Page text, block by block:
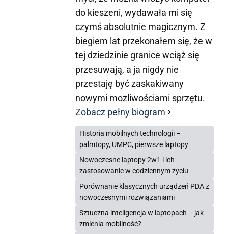
do kieszeni, wydawała mi się
czymś absolutnie magicznym. Z
biegiem lat przekonałem się, że w
tej dziedzinie granice wciąż się
przesuwają, a ja nigdy nie
przestaję być zaskakiwany
nowymi możliwościami sprzętu.
Zobacz pełny biogram
Historia mobilnych technologii –
palmtopy, UMPC, pierwsze laptopy
Nowoczesne laptopy 2w1 i ich
zastosowanie w codziennym życiu
Porównanie klasycznych urządzeń PDA z
nowoczesnymi rozwiązaniami
Sztuczna inteligencja w laptopach – jak
zmienia mobilność?